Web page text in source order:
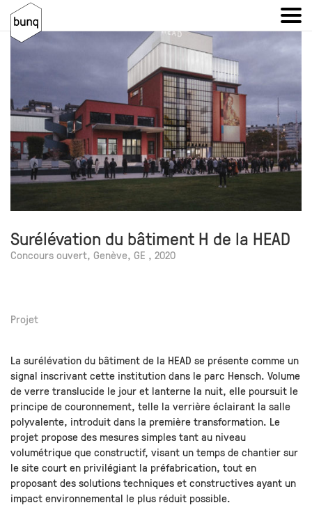
Surélévation du bâtiment H de la HEAD
Concours ouvert, Genève, GE , 2020
Projet
La surélévation du bâtiment de la HEAD se présente comme un
signal inscrivant cette institution dans le parc Hensch. Volume
de verre translucide le jour et lanterne la nuit, elle poursuit le
principe de couronnement, telle la verrière éclairant la salle
polyvalente, introduit dans la première transformation. Le
projet propose des mesures simples tant au niveau
volumétrique que constructif, visant un temps de chantier sur
le site court en privilégiant la préfabrication, tout en
proposant des solutions techniques et constructives ayant un
impact environnemental le plus réduit possible.